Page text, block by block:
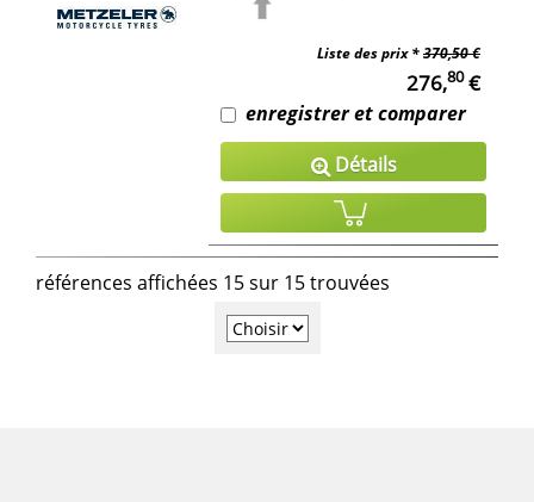
Liste des prix *370,50 €
276,80€
enregistrer et comparer
Détails
références affichées 15 sur 15 trouvées